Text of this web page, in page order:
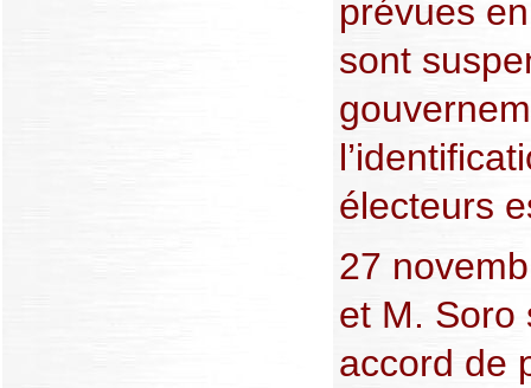
prévues
sont
électeurs
27
et M. Soro
accord de